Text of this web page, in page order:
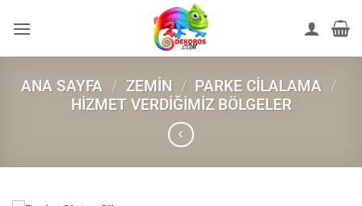
atla
ANA SAYFA / ZEMIN / PARKE CILALAMA /
HIZMET VERDIĞIMIZ BÖLGELER